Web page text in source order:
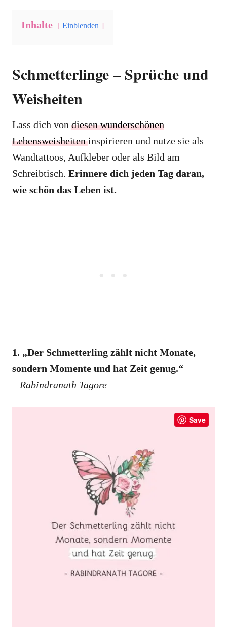
Inhalte Einblenden
Schmetterlinge – Sprüche und
Weisheiten
Lass dich von diesen wunderschönen
Lebensweisheiteninspirieren und nutze sie als
Wandtattoos, Aufkleber oder als Bild am
Schreibtisch. Erinnere dich jeden Tag daran,
wie schön das Leben ist.
1. „Der Schmetterling zählt nicht Monate,
sondern Momente und hat Zeit genug.“
– Rabindranath Tagore
Save